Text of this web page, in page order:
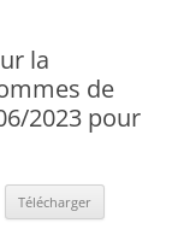
la
de
2023 pour
Télécharger